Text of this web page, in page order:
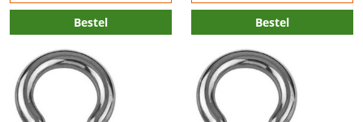
Bestel Bestel